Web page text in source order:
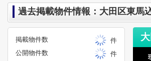
過去掲載物件情報：大田区東
掲載物件数
件
公開物件数
件